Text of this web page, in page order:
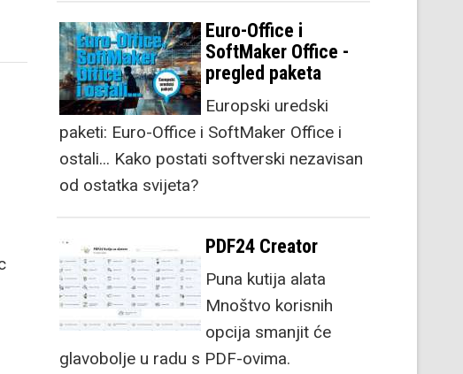
Euro-Office i
SoftMaker Office -
pregled paketa
Europski uredski
paketi: Euro-Office i SoftMaker Office i
ostali... Kako postati softverski nezavisan
od ostatka svijeta?
PDF24 Creator
Puna kutija alata
Mnoštvo korisnih
opcija smanjit će
glavobolje u radu s PDF-ovima.